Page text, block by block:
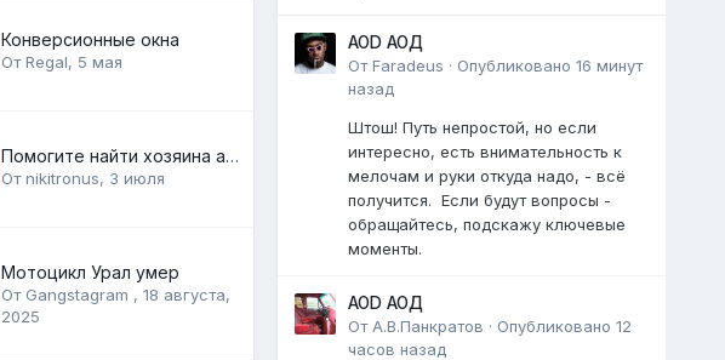
Конверсионные окна
ОтRegal, 5 мая
Помогите найти хозяина авто
Отnikitronus, 3 июля
Мотоцикл Урал умер
От Gangstagram , 18 августа,
2025
AOD АОД
ОтFaradeus · Опубликовано 16 минут
назад
Штош! Путь непростой, но если
интересно, есть внимательность к
мелочам и руки откуда надо, - всё
получится. Если будут вопросы -
обращайтесь, подскажу ключевые
моменты.
AOD АОД
От А.В.Панкратов · Опубликовано 12
часов назад